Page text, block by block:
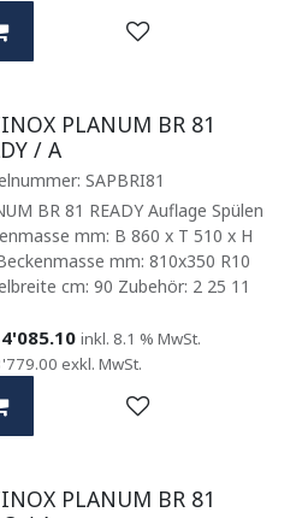
PLANUM BR 81
/ A
SAPBRI81
BR 81 READY Auflage Spülen
mm: B 860 x T 510 x H
mm: 810x350 R10
cm: 90 Zubehör: 2 25 11
4'085.10 inkl. 8.1 % MwSt.
exkl. MwSt.
PLANUM BR 81